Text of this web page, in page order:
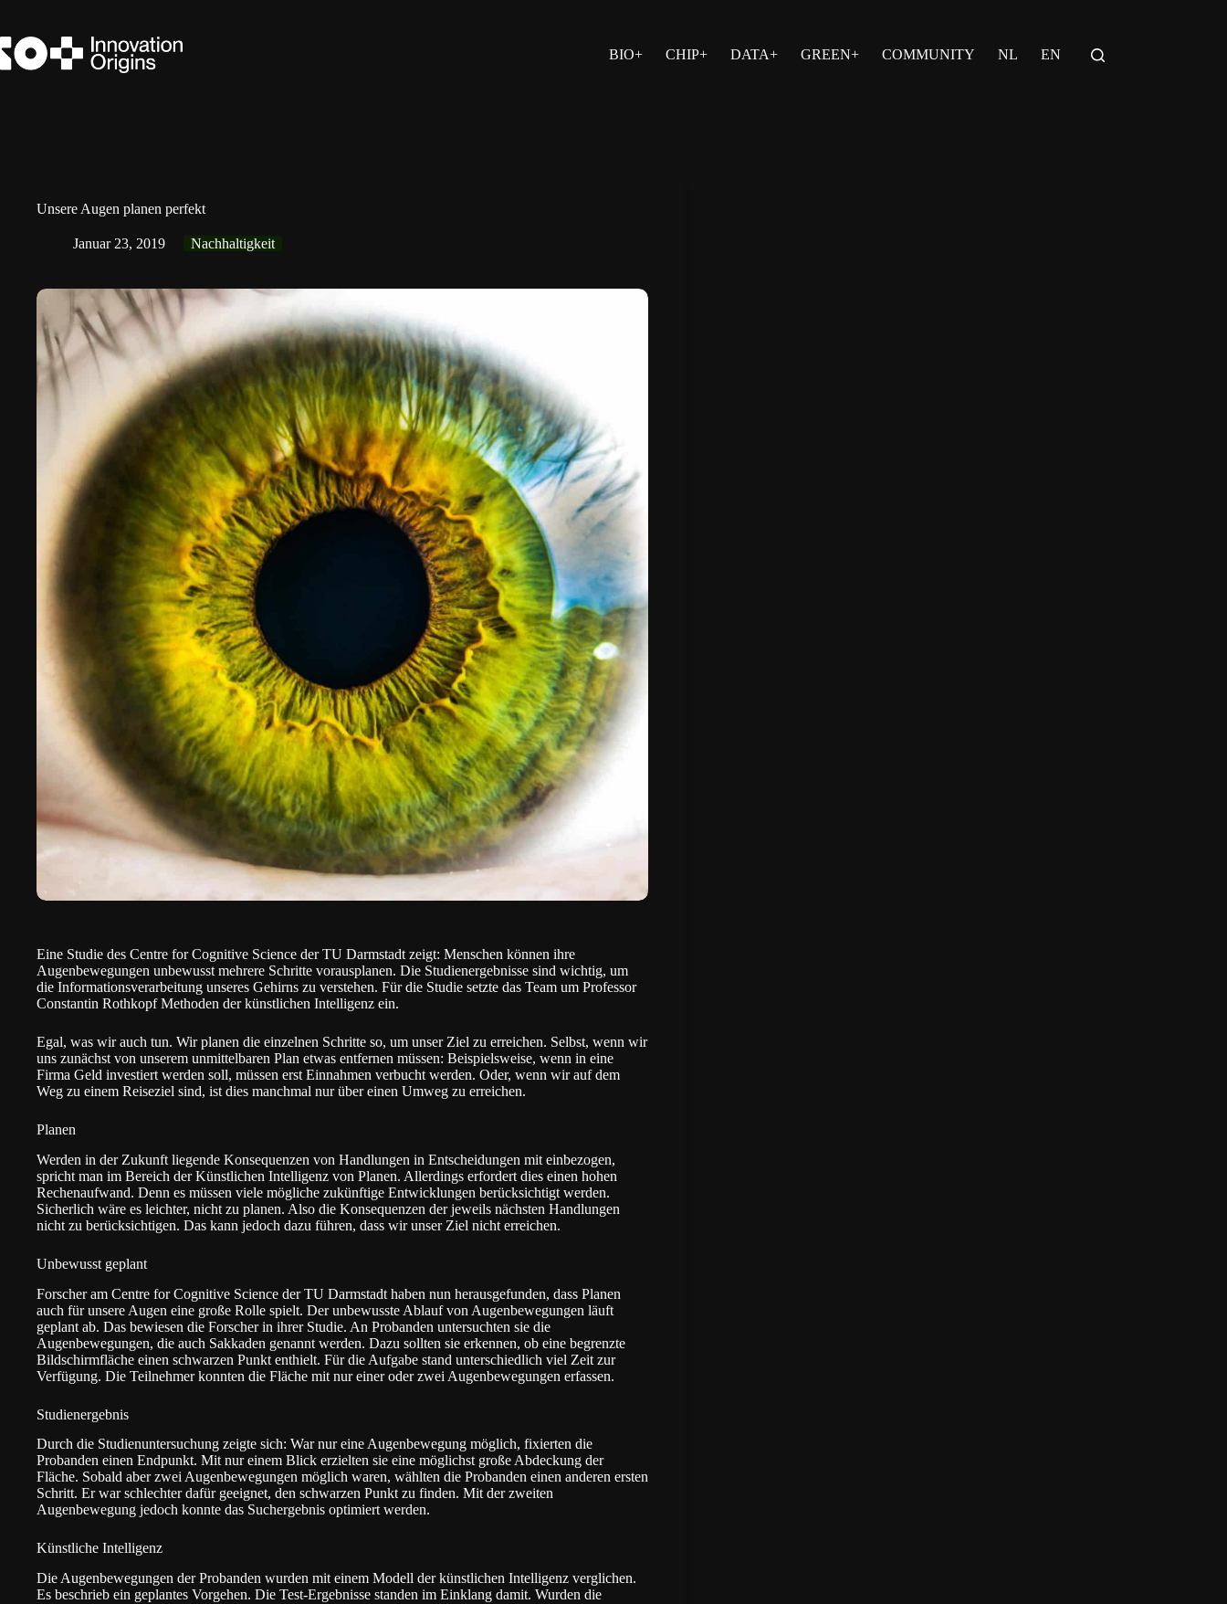
springen
BIO+
CHIP+ DATA+ GREEN+ COMMUNITY NL EN
Unsere Augen planen perfekt
Januar 23, 2019 Nachhaltigkeit
Eine Studie des Centre for Cognitive Science derTU Darmstadt zeigt: Menschen können ihre
Augenbewegungen unbewusst mehrere Schritte vorausplanen. Die Studienergebnisse sind wichtig, um
die Informationsverarbeitung unseres Gehirns zu verstehen. Für die Studie setzte das Team um Professor
Constantin Rothkopf Methoden der künstlichen Intelligenz ein.
Egal, was wir auch tun. Wir planen die einzelnen Schritte so, um unser Ziel zu erreichen. Selbst, wenn wir
uns zunächst von unserem unmittelbaren Plan etwas entfernen müssen: Beispielsweise, wenn in eine
Firma Geld investiert werden soll, müssen erst Einnahmen verbucht werden. Oder, wenn wir auf dem
Weg zu einem Reiseziel sind, ist dies manchmal nur über einen Umweg zu erreichen.
Planen
Werden in der Zukunft liegende Konsequenzen von Handlungen in Entscheidungen mit einbezogen,
spricht man im Bereich der Künstlichen Intelligenz von Planen. Allerdings erfordert dies einen hohen
Rechenaufwand. Denn es müssen viele mögliche zukünftige Entwicklungen berücksichtigt werden.
Sicherlich wäre es leichter, nicht zu planen. Also die Konsequenzen der jeweils nächsten Handlungen
nicht zu berücksichtigen. Das kann jedoch dazu führen, dass wir unser Ziel nicht erreichen.
Unbewusst geplant
Forscher am Centre for Cognitive Science der TU Darmstadt haben nun herausgefunden, dass Planen
auch für unsere Augen eine große Rolle spielt. Der unbewusste Ablauf von Augenbewegungen läuft
geplant ab. Das bewiesen die Forscher in ihrer Studie. An Probanden untersuchten sie die
Augenbewegungen, die auch Sakkaden genannt werden. Dazu sollten sie erkennen, ob eine begrenzte
Bildschirmfläche einen schwarzen Punkt enthielt. Für die Aufgabe stand unterschiedlich viel Zeit zur
Verfügung. Die Teilnehmer konnten die Fläche mit nur einer oder zwei Augenbewegungen erfassen.
Studienergebnis
Durch die Studienuntersuchung zeigte sich: War nur eine Augenbewegung möglich, fixierten die
Probanden einen Endpunkt. Mit nur einem Blick erzielten sie eine möglichst große Abdeckung der
Fläche. Sobald aber zwei Augenbewegungen möglich waren, wählten die Probanden einen anderen ersten
Schritt. Er war schlechter dafür geeignet, den schwarzen Punkt zu finden. Mit der zweiten
Augenbewegung jedoch konnte das Suchergebnis optimiert werden.
Künstliche Intelligenz
Die Augenbewegungen der Probanden wurden mit einem Modell der künstlichen Intelligenz verglichen.
Es beschrieb ein geplantes Vorgehen. Die Test-Ergebnisse standen im Einklang damit. Wurden die